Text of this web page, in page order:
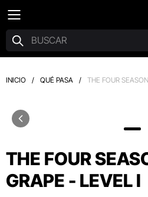
INICIO / QUÉ PASA / THE FOUR
THE FOUR
GRAPE - LEVEL I